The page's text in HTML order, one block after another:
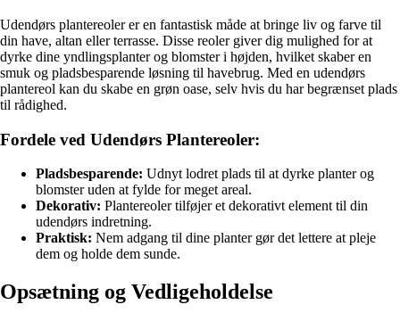
Udendørs plantereoler er en fantastisk måde at bringe liv og farve til
din have, altan eller terrasse. Disse reoler giver dig mulighed for at
dyrke dine yndlingsplanter og blomster i højden, hvilket skaber en
smuk og pladsbesparende løsning til havebrug. Med en udendørs
plantereol kan du skabe en grøn oase, selv hvis du har begrænset plads
til rådighed.
Fordele ved Udendørs Plantereoler:
Pladsbesparende: Udnyt lodret plads til at dyrke planter og
blomster uden at fylde for meget areal.
Dekorativ: Plantereoler tilføjer et dekorativt element til din
udendørs indretning.
Praktisk: Nem adgang til dine planter gør det lettere at pleje
dem og holde dem sunde.
Opsætning og Vedligeholdelse